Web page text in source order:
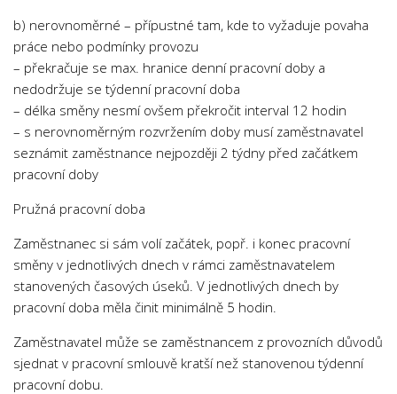
b) nerovnoměrné – přípustné tam, kde to vyžaduje povaha
práce nebo podmínky provozu
– překračuje se max. hranice denní pracovní doby a
nedodržuje se týdenní pracovní doba
– délka směny nesmí ovšem překročit interval 12 hodin
– s nerovnoměrným rozvržením doby musí zaměstnavatel
seznámit zaměstnance nejpozději 2 týdny před začátkem
pracovní doby
Pružná pracovní doba
Zaměstnanec si sám volí začátek, popř. i konec pracovní
směny v jednotlivých dnech v rámci zaměstnavatelem
stanovených časových úseků. V jednotlivých dnech by
pracovní doba měla činit minimálně 5 hodin.
Zaměstnavatel může se zaměstnancem z provozních důvodů
sjednat v pracovní smlouvě kratší než stanovenou týdenní
pracovní dobu.